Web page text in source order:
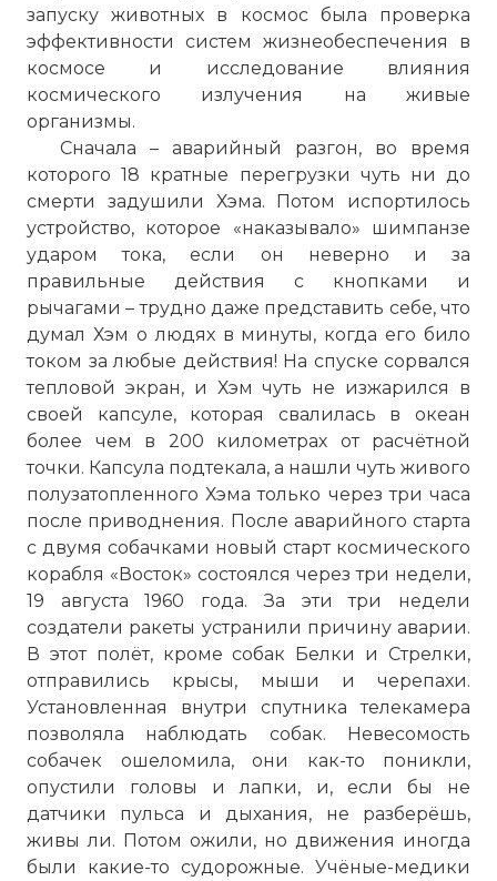
запуску животных в космос была проверка
эффективности систем жизнеобеспечения в
космосе и исследование влияния
космического излучения на живые
организмы.
Сначала – аварийный разгон, во время
которого 18 кратные перегрузки чуть ни до
смерти задушили Хэма. Потом испортилось
устройство, которое «наказывало» шимпанзе
ударом тока, если он неверно и за
правильные действия с кнопками и
рычагами – трудно даже представить себе, что
думал Хэм о людях в минуты, когда его било
током за любые действия! На спуске сорвался
тепловой экран, и Хэм чуть не изжарился в
своей капсуле, которая свалилась в океан
более чем в 200 километрах от расчётной
точки. Капсула подтекала, а нашли чуть живого
полузатопленного Хэма только через три часа
после приводнения. После аварийного старта
с двумя собачками новый старт космического
корабля «Восток» состоялся через три недели,
19 августа 1960 года. За эти три недели
создатели ракеты устранили причину аварии.
В этот полёт, кроме собак Белки и Стрелки,
отправились крысы, мыши и черепахи.
Установленная внутри спутника телекамера
позволяла наблюдать собак. Невесомость
собачек ошеломила, они как-то поникли,
опустили головы и лапки, и, если бы не
датчики пульса и дыхания, не разберёшь,
живы ли. Потом ожили, но движения иногда
были какие-то судорожные. Учёные-медики